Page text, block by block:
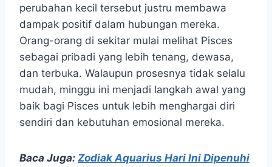
perubahan kecil tersebut justru membawa
dampak positif dalam hubungan mereka.
Orang-orang di sekitar mulai melihat Pisces
sebagai pribadi yang lebih tenang, dewasa,
dan terbuka. Walaupun prosesnya tidak selalu
mudah, minggu ini menjadi langkah awal yang
baik bagi Pisces untuk lebih menghargai diri
sendiri dan kebutuhan emosional mereka.
Baca Juga: Zodiak Aquarius Hari Ini Dipenuhi